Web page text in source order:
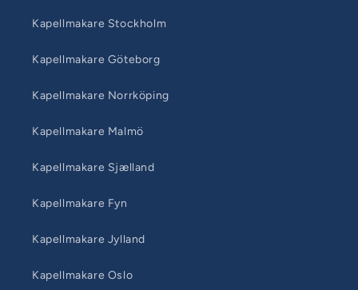
Kapellmakare Stockholm
Kapellmakare Göteborg
Kapellmakare Norrköping
Kapellmakare Malmö
Kapellmakare Sjælland
Kapellmakare Fyn
Kapellmakare Jylland
Kapellmakare Oslo